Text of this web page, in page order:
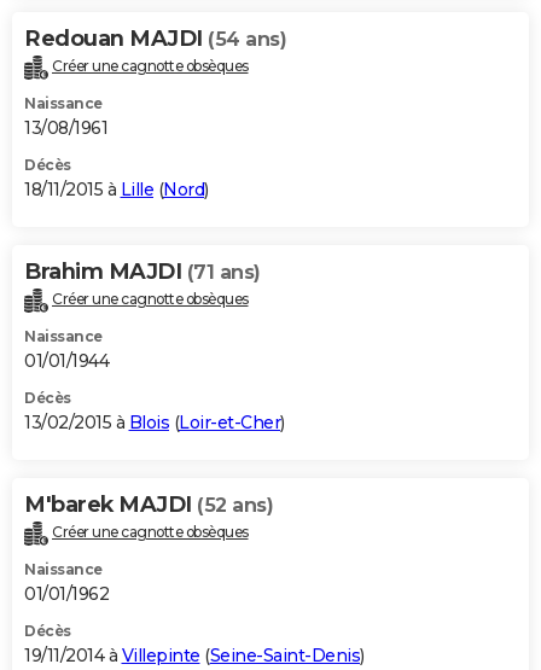
Redouan MAJDI (54 ans)
Créer une cagnotte obsèques
Naissance
13/08/1961
Décès
18/11/2015 à Lille (Nord)
Brahim MAJDI (71 ans)
Créer une cagnotte obsèques
Naissance
01/01/1944
Décès
13/02/2015 à Blois (Loir-et-Cher)
M'barek MAJDI (52 ans)
Créer une cagnotte obsèques
Naissance
01/01/1962
Décès
19/11/2014 à Villepinte (Seine-Saint-Denis)